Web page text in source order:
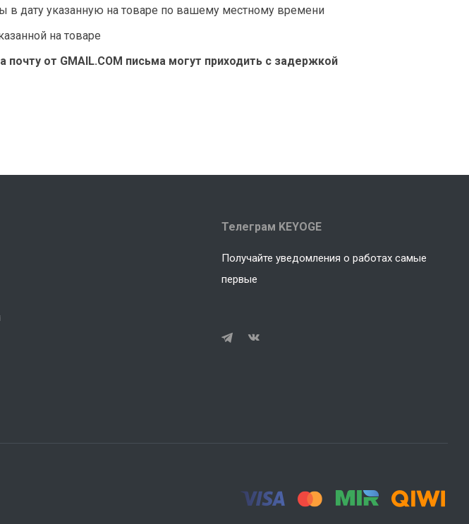
в дату указанную на товаре по вашему местному времени
на товаре
от GMAIL.COM письма могут приходить с задержкой
Телеграм KEYOGE
Получайте уведомления о работах самые
первые